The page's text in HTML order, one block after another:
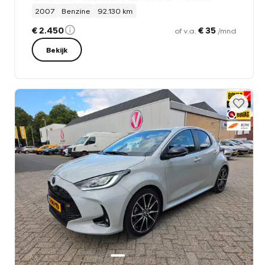
2007
Benzine 92.130 km
€ 2.450 of v.a. € 35 /mnd
Bekijk